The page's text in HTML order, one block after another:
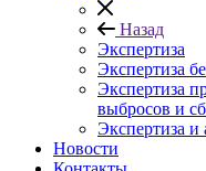
Назад
Экспертиза
Экспертиза
Экспертиза
выбросов и
Экспертиза
Новости